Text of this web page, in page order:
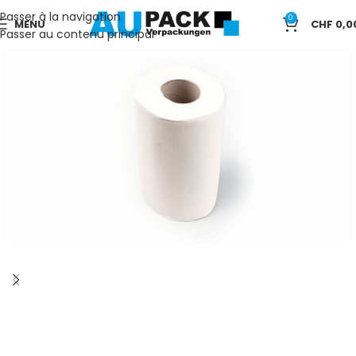
Passer à la navigation
Passer au contenu principal
MENU 0 CHF